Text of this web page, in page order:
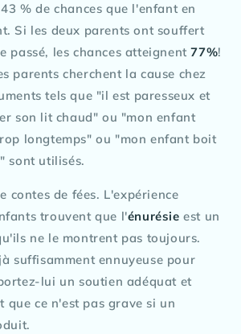
% de chances que l'enfant en
Si les deux parents ont souffert
passé, les chances atteignent77%!
parents cherchent la cause chez
tels que "il est paresseux et
son lit chaud" ou "mon enfant
longtemps" ou "mon enfant boit
sont utilisés.
contes de fées. L'expérience
trouvent que l'énurésie est un
ne le montrent pas toujours.
suffisamment ennuyeuse pour
lui un soutien adéquat et
que ce n'est pas grave si un